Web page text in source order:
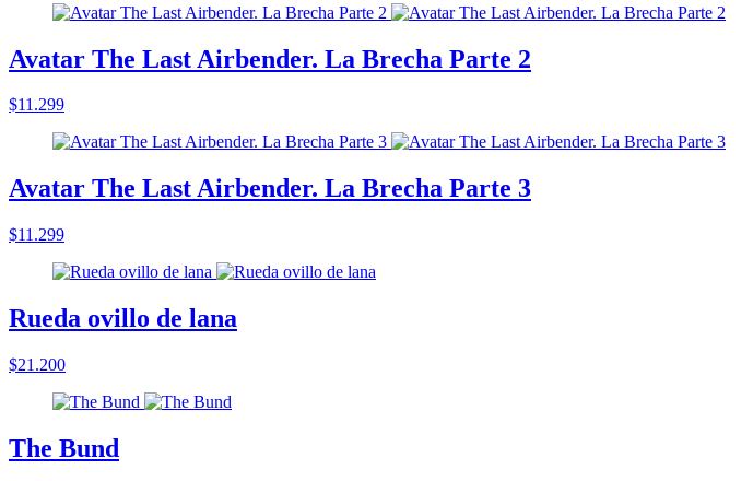
Avatar The Last Airbender. La Brecha Parte 2
$11.299
Avatar The Last Airbender. La Brecha Parte 3
$11.299
Rueda ovillo de lana
$21.200
The Bund